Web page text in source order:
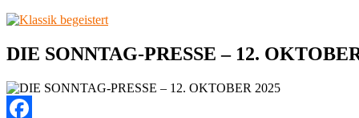
DIE SONNTAG-PRESSE – 12.